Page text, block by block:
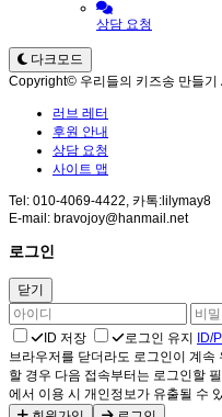
상담 요청
다크모드
Copyright© 우리들의 키즈송 만들
러브 레터
후원 안내
상담 요청
사이트 맵
Tel: 010-4069-4422, 카톡:lilymay8
E-mail: bravojoy@hanmail.net
로그인
닫기
ID 저장 로그인 유지
ID/
브라우저를 닫더라도 로그인이 계속
할 경우 다음 접속부터는 로그인할
에서 이용 시 개인정보가 유출될 수